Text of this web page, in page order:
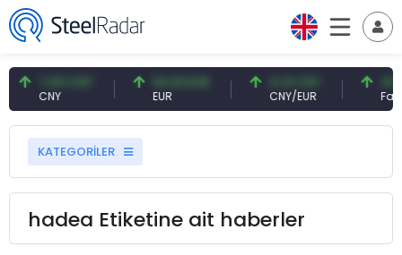
7,09 CNY
CNY
54,93 EUR
EUR
0,13 CNY
CNY/EUR
41,54
Faiz
KATEGORİLER
hadea Etiketine ait haberler